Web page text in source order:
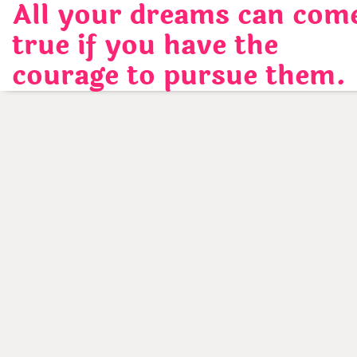
Skip
content
All your dreams can
true if you have the
courage to pursue them.